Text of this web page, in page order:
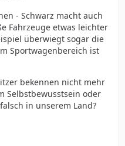
- Schwarz macht auch
Fahrzeuge etwas leichter
überwiegt sogar die
Sportwagenbereich ist
bekennen nicht mehr
Selbstbewusstsein oder
in unserem Land?